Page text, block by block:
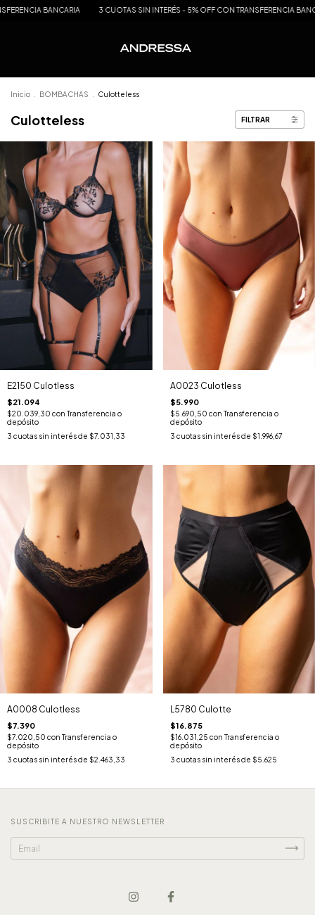
BANCARIA 3 CUOTAS SIN INTERÉS - 5% OFF CON TRANSFERENCIA
Inicio BOMBACHAS Culotteless
Culotteless FILTRAR
E2150 Culotless
$21.094
$20.039,30 con Transferencia o
depósito
3 cuotas sin interés de $7.031,33
A0023 Culotless
$5.990
$5.690,50 con Transferencia o
depósito
3 cuotas sin interés de $1.996,67
A0008 Culotless
$7.390
$7.020,50 con Transferencia o
depósito
3 cuotas sin interés de $2.463,33
L5780 Culotte
$16.875
$16.031,25 con Transferencia o
depósito
3 cuotas sin interés de $5.625
SUSCRIBITE A NUESTRO NEWSLETTER